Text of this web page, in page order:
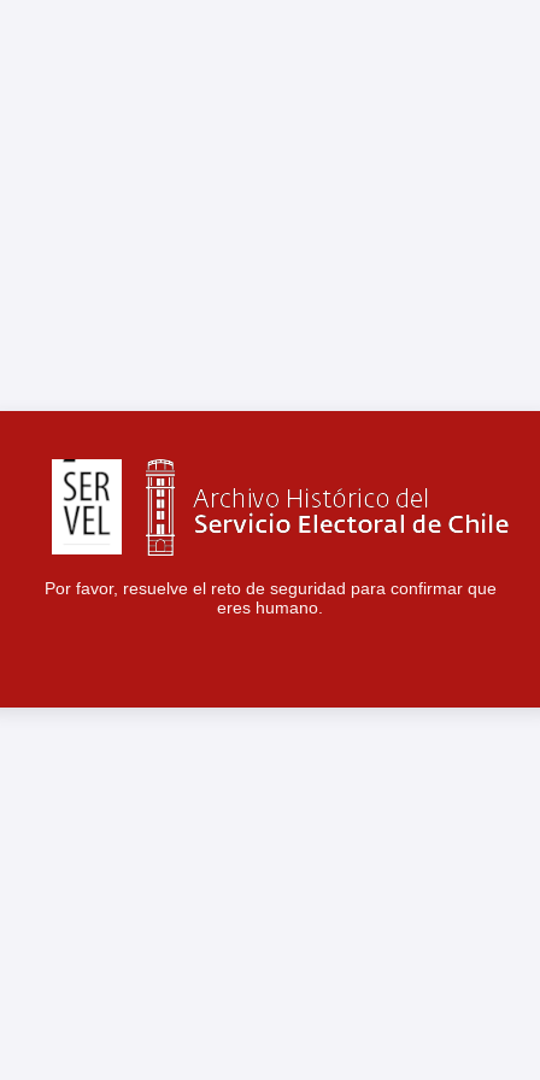
Por favor, resuelve el reto de seguridad para confirmar que
eres humano.